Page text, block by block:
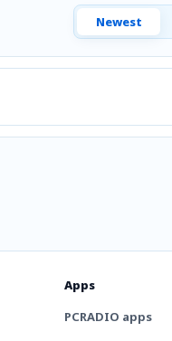
Newest
Apps
PCRADIO apps